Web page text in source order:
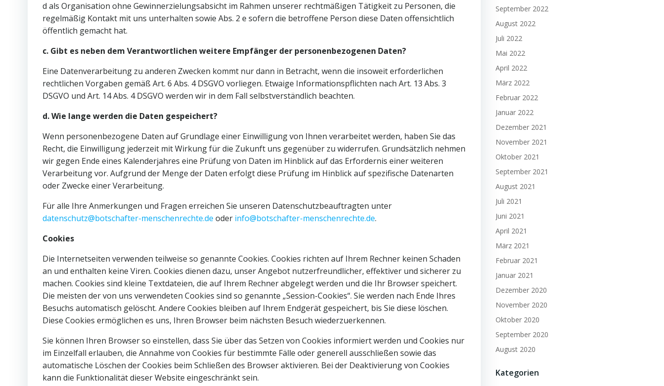
d als Organisation ohne Gewinnerzielungsabsicht im Rahmen unserer rechtmäßigen Tätigkeit zu Personen, die
regelmäßig Kontakt mit uns unterhalten sowie Abs. 2 e sofern die betroffene Person diese Daten offensichtlich
öffentlich gemacht hat.
c. Gibt es neben dem Verantwortlichen weitere Empfänger der personenbezogenen Daten?
Eine Datenverarbeitung zu anderen Zwecken kommt nur dann in Betracht, wenn die insoweit erforderlichen
rechtlichen Vorgaben gemäß Art. 6 Abs. 4 DSGVO vorliegen. Etwaige Informationspflichten nach Art. 13 Abs. 3
DSGVO und Art. 14 Abs. 4 DSGVO werden wir in dem Fall selbstverständlich beachten.
d. Wie lange werden die Daten gespeichert?
Wenn personenbezogene Daten auf Grundlage einer Einwilligung von Ihnen verarbeitet werden, haben Sie das
Recht, die Einwilligung jederzeit mit Wirkung für die Zukunft uns gegenüber zu widerrufen. Grundsätzlich nehmen
wir gegen Ende eines Kalenderjahres eine Prüfung von Daten im Hinblick auf das Erfordernis einer weiteren
Verarbeitung vor. Aufgrund der Menge der Daten erfolgt diese Prüfung im Hinblick auf spezifische Datenarten
oder Zwecke einer Verarbeitung.
Für alle Ihre Anmerkungen und Fragen erreichen Sie unseren Datenschutzbeauftragten unter
datenschutz@botschafter-menschenrechte.de oder info@botschafter-menschenrechte.de.
Cookies
Die Internetseiten verwenden teilweise so genannte Cookies. Cookies richten auf Ihrem Rechner keinen Schaden
an und enthalten keine Viren. Cookies dienen dazu, unser Angebot nutzerfreundlicher, effektiver und sicherer zu
machen. Cookies sind kleine Textdateien, die auf Ihrem Rechner abgelegt werden und die Ihr Browser speichert.
Die meisten der von uns verwendeten Cookies sind so genannte „Session-Cookies“. Sie werden nach Ende Ihres
Besuchs automatisch gelöscht. Andere Cookies bleiben auf Ihrem Endgerät gespeichert, bis Sie diese löschen.
Diese Cookies ermöglichen es uns, Ihren Browser beim nächsten Besuch wiederzuerkennen.
Sie können Ihren Browser so einstellen, dass Sie über das Setzen von Cookies informiert werden und Cookies nur
im Einzelfall erlauben, die Annahme von Cookies für bestimmte Fälle oder generell ausschließen sowie das
automatische Löschen der Cookies beim Schließen des Browser aktivieren. Bei der Deaktivierung von Cookies
kann die Funktionalität dieser Website eingeschränkt sein.
September 2022
August 2022
Juli 2022
Mai 2022
April 2022
März 2022
Februar 2022
Januar 2022
Dezember 2021
November 2021
Oktober 2021
September 2021
August 2021
Juli 2021
Juni 2021
April 2021
März 2021
Februar 2021
Januar 2021
Dezember 2020
November 2020
Oktober 2020
September 2020
August 2020
Kategorien